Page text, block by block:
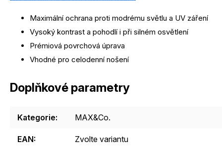
Maximální ochrana proti modrému světlu a UV záření
Vysoký kontrast a pohodlí i při silném osvětlení
Prémiová povrchová úprava
Vhodné pro celodenní nošení
Doplňkové parametry
Kategorie: MAX&Co.
EAN: Zvolte variantu